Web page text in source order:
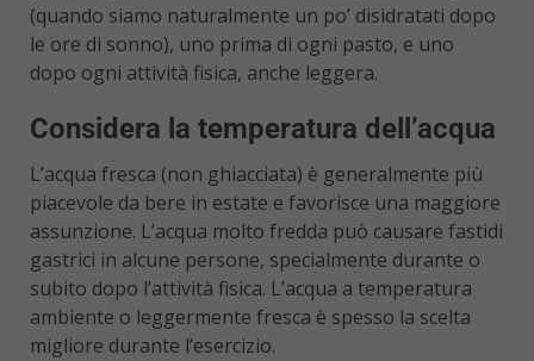
(quando siamo naturalmente un po’ disidratati dopo
le ore di sonno), uno prima di ogni pasto, e uno
dopo ogni attività fisica, anche leggera.
Considera la temperatura dell’acqua
L’acqua fresca (non ghiacciata) è generalmente più
piacevole da bere in estate e favorisce una maggiore
assunzione. L’acqua molto fredda può causare fastidi
gastrici in alcune persone, specialmente durante o
subito dopo l’attività fisica. L’acqua a temperatura
ambiente o leggermente fresca è spesso la scelta
migliore durante l’esercizio.